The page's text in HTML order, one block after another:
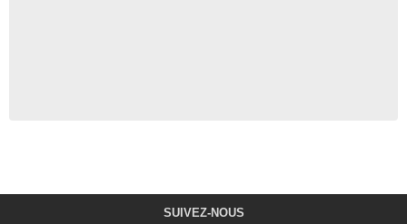
SUIVEZ-NOUS